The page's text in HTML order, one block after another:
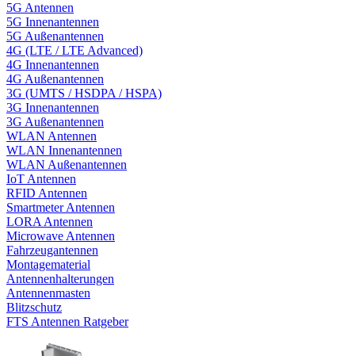
5G Antennen
5G Innenantennen
5G Außenantennen
4G (LTE / LTE Advanced)
4G Innenantennen
4G Außenantennen
3G (UMTS / HSDPA / HSPA)
3G Innenantennen
3G Außenantennen
WLAN Antennen
WLAN Innenantennen
WLAN Außenantennen
IoT Antennen
RFID Antennen
Smartmeter Antennen
LORA Antennen
Microwave Antennen
Fahrzeugantennen
Montagematerial
Antennenhalterungen
Antennenmasten
Blitzschutz
FTS Antennen Ratgeber